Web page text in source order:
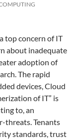
top concern of IT
about inadequate
adoption of
The rapid
devices, Cloud
of IT” is
to, an
threats. Tenants
standards, trust